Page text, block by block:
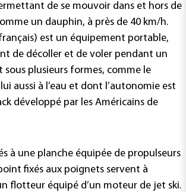
de se mouvoir dans et hors de
un dauphin, à près de 40 km/h.
est un équipement portable,
de décoller et de voler pendant un
plusieurs formes, comme le
aussi à l’eau et dont l’autonomie est
développé par les Américains de
à une planche équipée de propulseurs
fixés aux poignets servent à
flotteur équipé d’un moteur de jet ski.